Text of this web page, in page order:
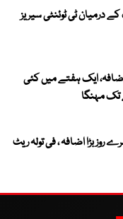
کے درمیان ٹی ٹوئنٹی سیریز
ایک ہفتے میں کئی
بڑا اضافہ ، فی تولہ ریٹ